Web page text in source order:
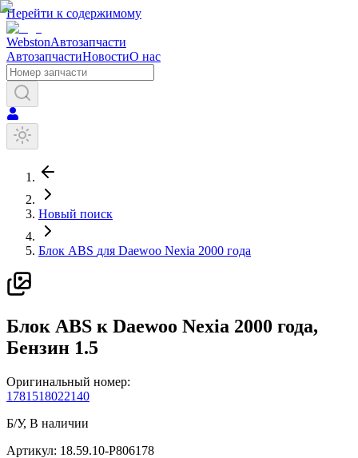
Перейти к содержимому
WebstonАвтозапчасти
АвтозапчастиНовостиО нас
Новый поиск
Блок ABS для Daewoo Nexia 2000 года
Блок ABS к Daewoo Nexia 2000 года,
Бензин 1.5
Оригинальный номер:
1781518022140
Б/У, В наличии
Артикул: 18.59.10-P806178